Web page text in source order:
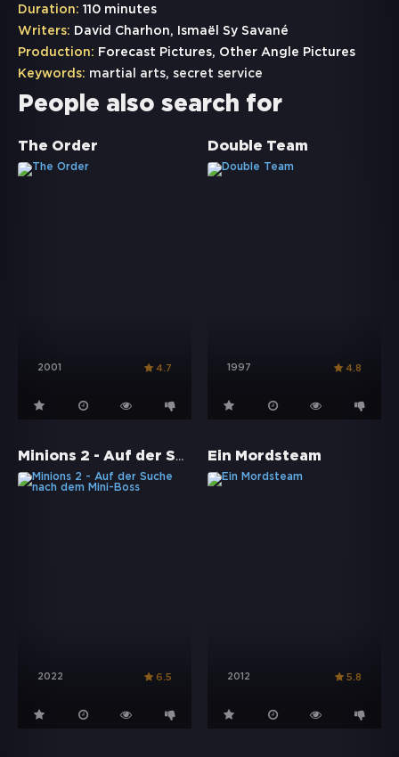
Duration: 110 minutes
Writers: David Charhon, Ismaël Sy Savané
Production: Forecast Pictures, Other Angle Pictures
Keywords: martial arts, secret service
People also search for
The Order
2001 4.7
Double Team
1997 4.8
Minions 2 - Auf der Suche nach dem Mini-Boss
2022 6.5
Ein Mordsteam
2012 5.8